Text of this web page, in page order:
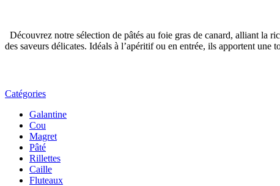
Découvrez notre sélection de pâtés au foie gras de canard, alliant la
des saveurs délicates. Idéals à l’apéritif ou en entrée, ils apportent
Catégories
Galantine
Cou
Magret
Pâté
Rillettes
Caille
Fluteaux